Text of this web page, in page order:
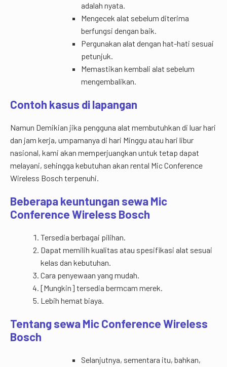
adalah nyata.
Mengecek alat sebelum diterima
berfungsi dengan baik.
Pergunakan alat dengan hat-hati sesuai
petunjuk.
Memastikan kembali alat sebelum
mengembalikan.
Contoh kasus di lapangan
Namun Demikian jika pengguna alat membutuhkan di luar hari
dan jam kerja, umpamanya di hari Minggu atau hari libur
nasional, kami akan memperjuangkan untuk tetap dapat
melayani, sehingga kebutuhan akan rental Mic Conference
Wireless Bosch terpenuhi.
Beberapa keuntungan sewa Mic
Conference Wireless Bosch
Tersedia berbagai pilihan.
Dapat memilih kualitas atau spesifikasi alat sesuai
kelas dan kebutuhan.
Cara penyewaan yang mudah.
[Mungkin] tersedia bermcam merek.
Lebih hemat biaya.
Tentang sewa Mic Conference Wireless
Bosch
Selanjutnya, sementara itu, bahkan,